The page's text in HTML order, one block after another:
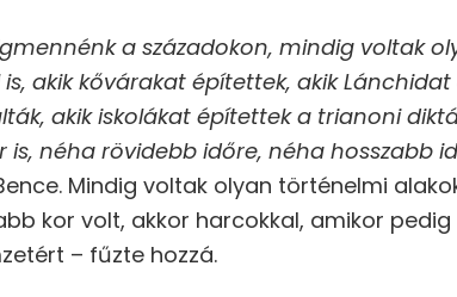
a századokon, mindig voltak
is, akik kővárakat építettek, akik
akik iskolákat építettek a trianoni
is, néha rövidebb időre, néha hosszabb
Mindig voltak olyan történelmi
kor volt, akkor harcokkal, amikor
– fűzte hozzá.